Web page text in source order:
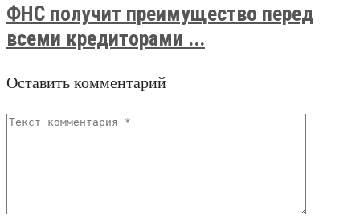
ФНС получит преимущество перед
всеми кредиторами ...
Оставить комментарий